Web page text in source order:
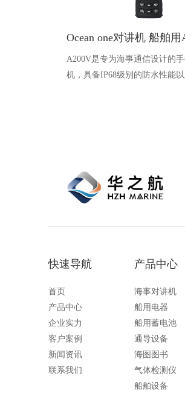
A200V是专为海事通信设计的
机，具备IP68级别的防水性能
快速导航
首页
产品中心
企业实力
客户案例
新闻资讯
联系我们
产品中心
海事对讲机
船用电器
船用蓄电池
通导设备
海图图书
气体检测仪
船舶设备